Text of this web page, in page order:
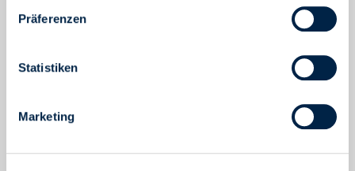
Aufruf dieses Tools über den Button am unteren linken
Rand möglich.
Präferenzen
Statistiken
Marketing